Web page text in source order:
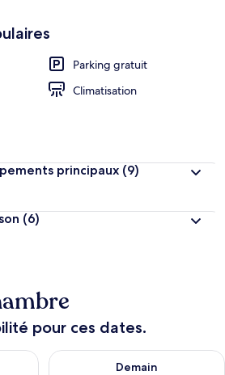
Parking gratuit
Climatisation
principaux (9)
(6)
pour ces dates.
ce soir août 8 - août 9
Demain
Vérifier la disponibilité pour